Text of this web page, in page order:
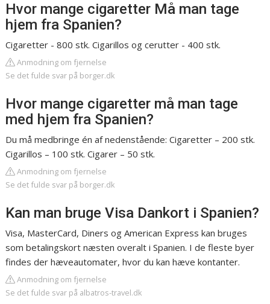
Hvor mange cigaretter Må man tage
hjem fra Spanien?
Cigaretter - 800 stk. Cigarillos og cerutter - 400 stk.
Anmodning om fjernelse
Se det fulde svar på borger.dk
Hvor mange cigaretter må man tage
med hjem fra Spanien?
Du må medbringe én af nedenstående: Cigaretter – 200 stk.
Cigarillos – 100 stk. Cigarer – 50 stk.
Anmodning om fjernelse
Se det fulde svar på borger.dk
Kan man bruge Visa Dankort i Spanien?
Visa, MasterCard, Diners og American Express kan bruges
som betalingskort næsten overalt i Spanien. I de fleste byer
findes der hæveautomater, hvor du kan hæve kontanter.
Anmodning om fjernelse
Se det fulde svar på albatros-travel.dk